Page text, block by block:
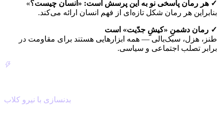
✓ هر رمان پاسخی نو به این پرسش است: «انسان چیست؟»
بنابراین هر رمان شکل تازه‌ای از فهم انسان ارائه می‌کند.
✓ رمان دشمنِ «کیشِ جدّیت» است
طنز، هزل، سبک‌بالی — همه ابزارهایی هستند برای مقاومت در
برابر تصلب اجتماعی و سیاسی.
بدنسازی با نیرو کلاب